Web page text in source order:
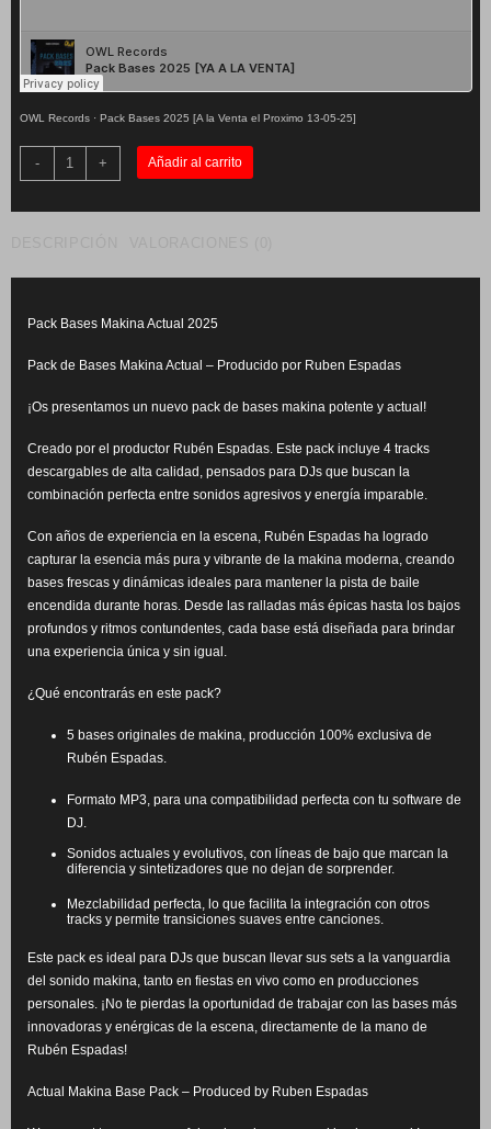
OWL Records· Pack Bases 2025 [A la Venta el Proximo 13-05-25]
-
Pack
Bases
Makina
2025
+ Añadir al carrito
Pack Bases Makina Actual 2025
Pack de Bases Makina Actual – Producido por Ruben Espadas
¡Os presentamos un nuevo pack de bases makina potente y actual!
Creado por el productor Rubén Espadas. Este pack incluye 4 tracks
descargables de alta calidad, pensados para DJs que buscan la
combinación perfecta entre sonidos agresivos y energía imparable.
Con años de experiencia en la escena, Rubén Espadas ha logrado
capturar la esencia más pura y vibrante de la makina moderna, creando
bases frescas y dinámicas ideales para mantener la pista de baile
encendida durante horas. Desde las ralladas más épicas hasta los bajos
profundos y ritmos contundentes, cada base está diseñada para brindar
una experiencia única y sin igual.
¿Qué encontrarás en este pack?
5 bases originales de makina, producción 100% exclusiva de
Rubén Espadas.
Formato MP3, para una compatibilidad perfecta con tu software de
DJ.
Sonidos actuales y evolutivos, con líneas de bajo que marcan la
diferencia y sintetizadores que no dejan de sorprender.
Mezclabilidad perfecta, lo que facilita la integración con otros
tracks y permite transiciones suaves entre canciones.
Este pack es ideal para DJs que buscan llevar sus sets a la vanguardia
del sonido makina, tanto en fiestas en vivo como en producciones
personales. ¡No te pierdas la oportunidad de trabajar con las bases más
innovadoras y enérgicas de la escena, directamente de la mano de
Rubén Espadas!
Actual Makina Base Pack – Produced by Ruben Espadas